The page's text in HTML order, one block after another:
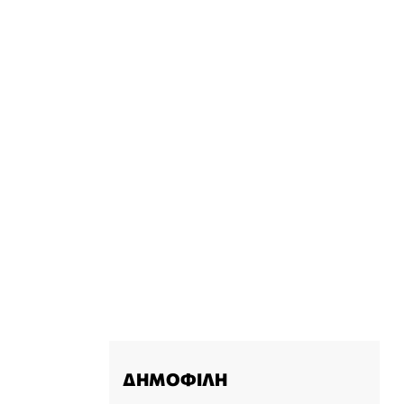
ΔΗΜΟΦΙΛΗ